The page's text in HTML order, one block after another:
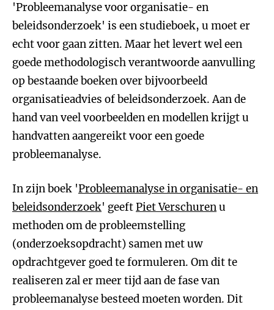
'Probleemanalyse voor organisatie- en
beleidsonderzoek' is een studieboek, u moet er
echt voor gaan zitten. Maar het levert wel een
goede methodologisch verantwoorde aanvulling
op bestaande boeken over bijvoorbeeld
organisatieadvies of beleidsonderzoek. Aan de
hand van veel voorbeelden en modellen krijgt u
handvatten aangereikt voor een goede
probleemanalyse.
In zijn boek 'Probleemanalyse in organisatie- en
beleidsonderzoek' geeftPiet Verschurenu
methoden om de probleemstelling
(onderzoeksopdracht) samen met uw
opdrachtgever goed te formuleren. Om dit te
realiseren zal er meer tijd aan de fase van
probleemanalyse besteed moeten worden. Dit